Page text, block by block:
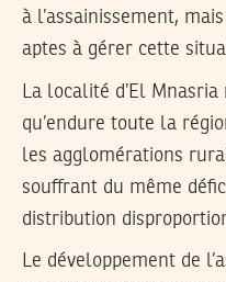
à l’assainissement,
aptes à gérer cette
La localité d’El Mnasria
qu’endure toute la
les agglomérations
souffrant du même
distribution
Le développement de